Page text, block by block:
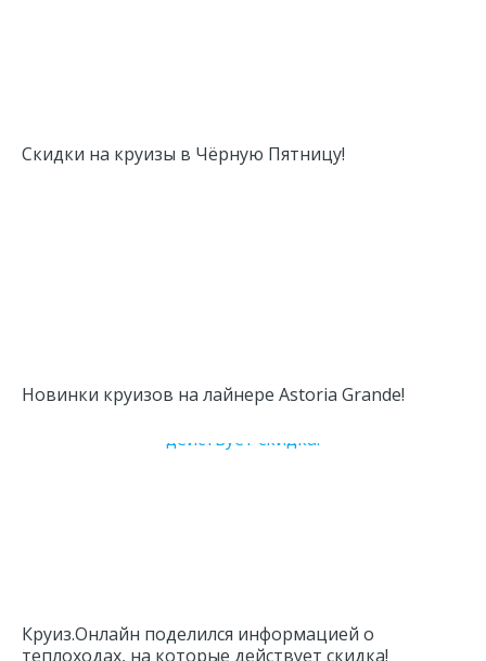
Скидки на круизы в Чёрную Пятницу!
Новинки круизов на лайнере Astoria Grande!
Круиз.Онлайн поделился информацией о
теплоходах, на которые действует скидка!